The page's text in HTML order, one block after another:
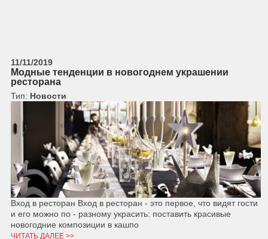
11/11/2019
Модные тенденции в новогоднем украшении
ресторана
Тип: Новости
Вход в ресторан Вход в ресторан - это первое, что видят гости
и его можно по - разному украсить: поставить красивые
новогодние композиции в кашпо
ЧИТАТЬ ДАЛЕЕ >>